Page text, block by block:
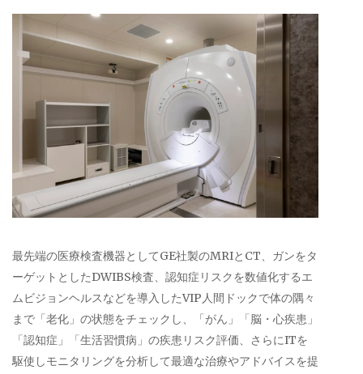
最先端の医療検査機器としてGE社製のMRIとCT、ガンをタ
ーゲットとしたDWIBS検査、認知症リスクを数値化するエ
ムビジョンヘルスなどを導入したVIP人間ドックで体の隅々
まで「老化」の状態をチェックし、「がん」「脳・心疾患」
「認知症」「生活習慣病」の疾患リスク評価、さらにITを
駆使しモニタリングを分析して最適な治療やアドバイスを提